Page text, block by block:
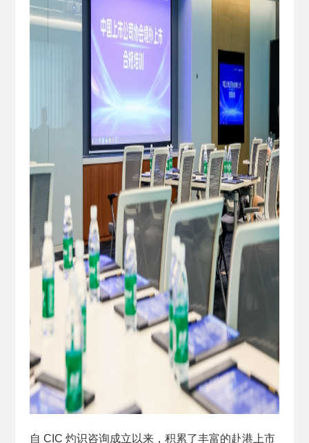
自 CIC 灼识咨询成立以来，积累了丰富的赴港上市